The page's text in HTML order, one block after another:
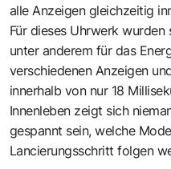
alle Anzeigen gleichzeitig
Für dieses Uhrwerk
unter anderem für das
verschiedenen Anzeigen
innerhalb von nur 18
Innenleben zeigt sich
gespannt sein, welche
Lancierungsschritt folgen